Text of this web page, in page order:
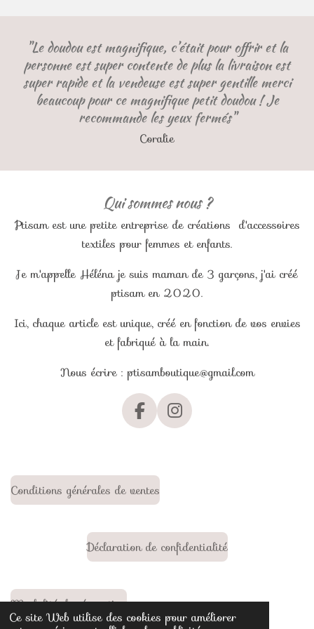
Ce site Web utilise des cookies pour améliorer
o
o
k
g
r
a
m
s
A
p
p
"Le doudou est magnifique, c’était pour offrir et la
personne est super contente de plus la livraison est
super rapide et la vendeuse est super gentille merci
beaucoup pour ce magnifique petit doudou ! Je
recommande les yeux fermés"
Coralie
Qui sommes nous ?
Ptisam est une petite entreprise de créations d'accessoires
textiles pour femmes et enfants.
Je m'appelle Héléna je suis maman de 3 garçons, j'ai créé
ptisam en 2020.
Ici, chaque article est unique, créé en fonction de vos envies
et fabriqué à la main.
Nous écrire : ptisamboutique@gmail.com
F
a
b
o
k
I
n
a
m
Conditions générales de ventes
Déclaration de confidentialité
Modalité de révocation